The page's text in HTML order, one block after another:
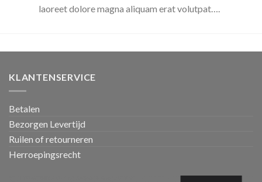
laoreet dolore magna aliquam erat volutpat….
KLANTENSERVICE
Betalen
Bezorgen Levertijd
Ruilen of retourneren
Herroepingsrecht